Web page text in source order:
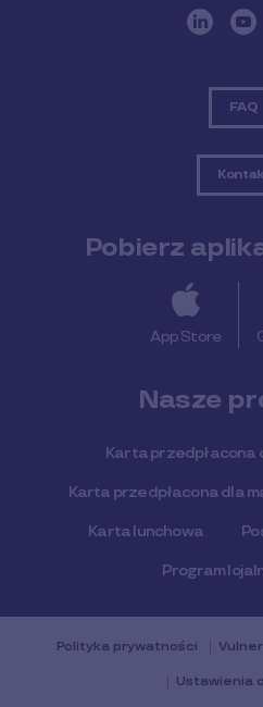
FAQ
Pobierz
App Store
Nasze
Karta przedpłacona
Karta przedpłacona dla
Karta lunchowa
Program
Polityka prywatności
Ustawienia